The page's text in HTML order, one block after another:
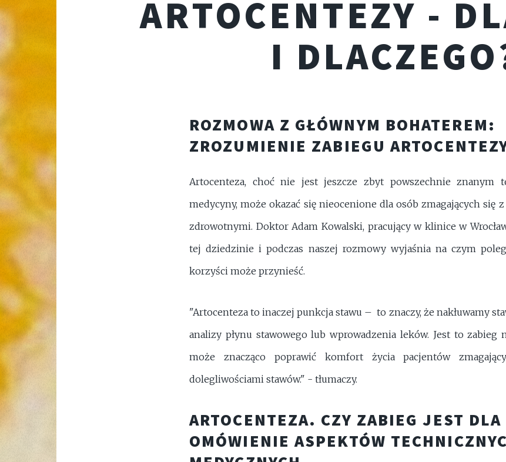
ARTOCENTEZY -
I
ROZMOWA Z GŁÓWNYM BOHATEREM:
ZROZUMIENIE ZABIEGU
Artocenteza, choć nie jest jeszcze zbyt powszechnie znanym
medycyny, może okazać się nieocenione dla osób zmagających się
zdrowotnymi. Doktor Adam Kowalski, pracujący w klinice w
tej dziedzinie i podczas naszej rozmowy wyjaśnia na czym
korzyści może przynieść.
"Artocenteza to inaczej punkcja stawu – to znaczy, że nakłuwamy
analizy płynu stawowego lub wprowadzenia leków. Jest to zabieg
może znacząco poprawić komfort życia pacjentów
dolegliwościami stawów." - tłumaczy.
ARTOCENTEZA. CZY ZABIEG JEST
OMÓWIENIE ASPEKTÓW